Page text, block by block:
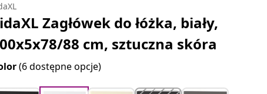
Zagłówek do łóżka, biały,
88 cm, sztuczna skóra
(6 dostępne opcje)